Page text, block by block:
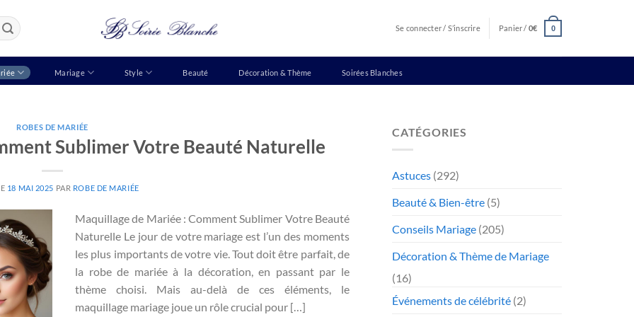
Se connecter / S’inscrire Panier / 0€ 0
Mariage Style Beauté Décoration & Thème Soirées Blanches
ROBES DE MARIÉE
Sublimer Votre Beauté Naturelle
18 MAI 2025 PAR ROBE DE MARIÉE
Maquillage de Mariée : Comment Sublimer Votre Beauté
Naturelle Le jour de votre mariage est l’un des moments
les plus importants de votre vie. Tout doit être parfait, de
la robe de mariée à la décoration, en passant par le
thème choisi. Mais au-delà de ces éléments, le
maquillage mariage joue un rôle crucial pour […]
CATÉGORIES
Astuces (292)
Beauté & Bien-être (5)
Conseils Mariage (205)
Décoration & Thème de Mariage
(16)
Événements de célébrité (2)